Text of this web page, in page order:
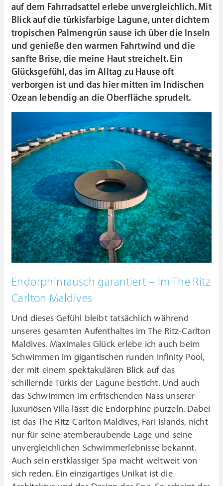
auf dem Fahrradsattel erlebe unvergleichlich. Mit
Blick auf die türkisfarbige Lagune, unter dichtem
tropischen Palmengrün sause ich über die Inseln
und genieße den warmen Fahrtwind und die
sanfte Brise, die meine Haut streichelt. Ein
Glücksgefühl, das im Alltag zu Hause oft
verborgen ist und das hier mitten im Indischen
Ozean lebendig an die Oberfläche sprudelt.
Endorphinrausch garantiert – im The Ritz
Carlton Maldives
Und dieses Gefühl bleibt tatsächlich während
unseres gesamten Aufenthaltes im The Ritz-Carlton
Maldives. Maximales Glück erlebe ich auch beim
Schwimmen im gigantischen runden Infinity Pool,
der mit einem spektakulären Blick auf das
schillernde Türkis der Lagune besticht. Und auch
das Schwimmen im erfrischenden Nass unserer
luxuriösen Villa lässt die Endorphine purzeln. Dabei
ist das The Ritz-Carlton Maldives, Fari Islands, nicht
nur für seine atemberaubende Lage und seine
unvergleichlichen Schwimmerlebnisse bekannt.
Auch sein erstklassiger Spa macht weltweit von
sich reden. Ein einzigartiges Unikat ist die